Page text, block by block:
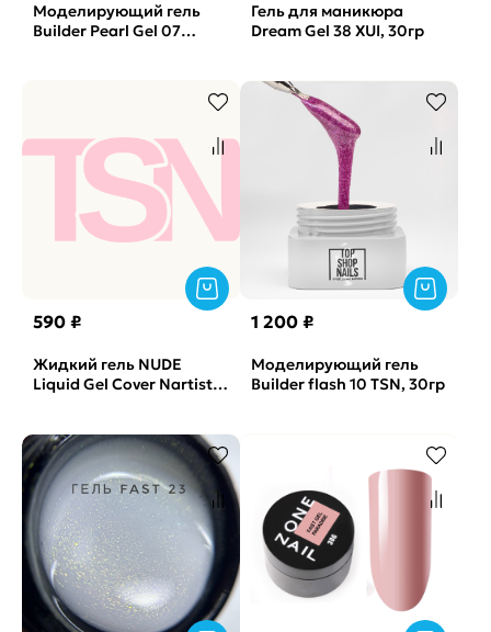
Моделирующий гель
Builder Pearl Gel 07
Гель для маникюра
Dream Gel 38 XUI, 30гр
590 ₽
Жидкий гель NUDE
Liquid Gel Cover Nartist,
1 200 ₽
Моделирующий гель
Builder flash 10 TSN, 30гр